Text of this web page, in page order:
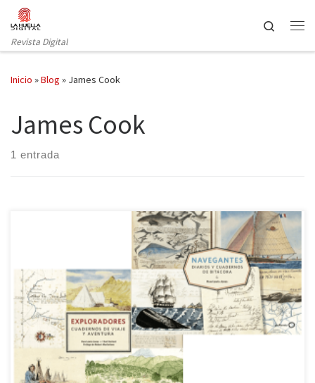
Saltar al contenido
Revista Digital
Search
Inicio »Blog » James Cook
James Cook
1 entrada
«Un paseo visual por el descubrimiento del mundo» se podría
titular la obra que hoy reseñamos. Después de mostrarnos los
recorridos por diferentes lugares de África, Asia y América en la
obra de Huw Lewis-Jones y Kari Herbert Exploradores: Cuadernos
de viaje y aventura (octubre de 2016, ver booktrail), GeoPlaneta
[…]